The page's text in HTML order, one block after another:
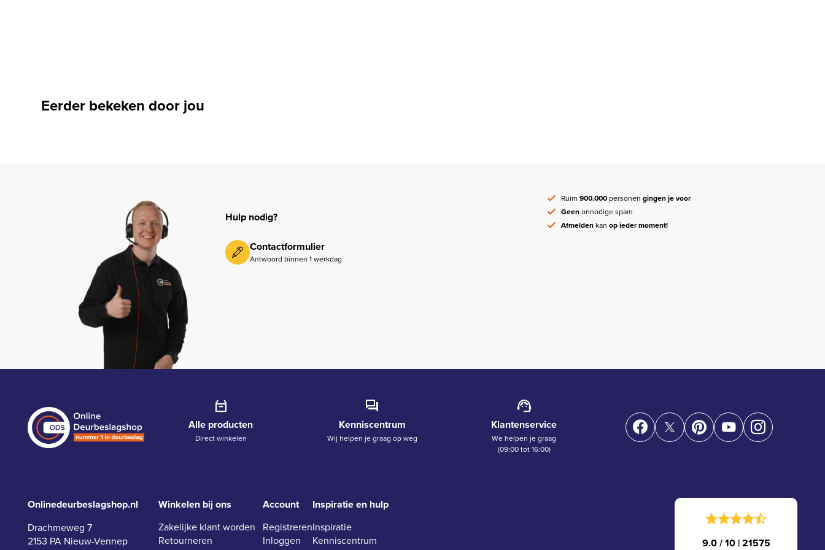
Eerder bekeken door jou
Hulp nodig?
Contactformulier
Antwoord binnen 1 werkdag
Ruim 900.000personen gingen je voor
Geenonnodige spam
Afmeldenkan op ieder moment!
Alle producten
Direct winkelen
Kenniscentrum
Wij helpen je graag op weg
Klantenservice
We helpen je graag
(09:00 tot 16:00)
Onlinedeurbeslagshop.nl
Drachmeweg 7
2153 PA Nieuw-Vennep
Winkelen bij ons
Zakelijke klant worden
Retourneren
Account
Registreren
Inloggen
Inspiratie en hulp
Inspiratie
Kenniscentrum
9.0 / 10 |21575